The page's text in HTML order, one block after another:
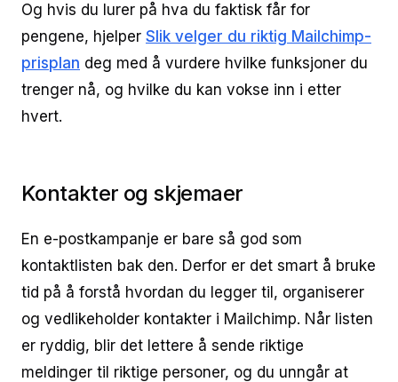
Og hvis du lurer på hva du faktisk får for
pengene, hjelper Slik velger du riktig Mailchimp-
prisplan deg med å vurdere hvilke funksjoner du
trenger nå, og hvilke du kan vokse inn i etter
hvert.
Kontakter og skjemaer
En e-postkampanje er bare så god som
kontaktlisten bak den. Derfor er det smart å bruke
tid på å forstå hvordan du legger til, organiserer
og vedlikeholder kontakter i Mailchimp. Når listen
er ryddig, blir det lettere å sende riktige
meldinger til riktige personer, og du unngår at